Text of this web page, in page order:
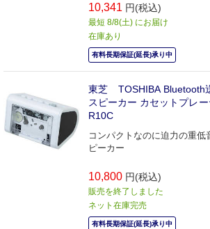
10,341 円(税込)
最短 8/8(土) にお届け
在庫あり
有料長期保証(延長)承り中
東芝 TOSHIBA Bluetooth
スピーカー カセットプレ
R10C
コンパクトなのに迫力の重低
ピーカー
10,800 円(税込)
販売を終了しました
ネット在庫完売
有料長期保証(延長)承り中